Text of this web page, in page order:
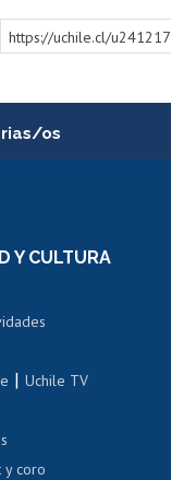
https://uchile.cl/u241217
os
interna
renta
renta
uchile
sexual y violencia
Y CULTURA
|Uchile TV
y coro